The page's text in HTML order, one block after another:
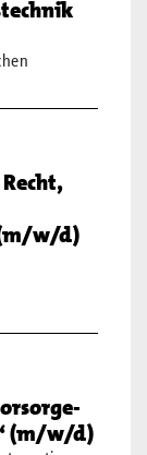
w/d)
(m/w/d)